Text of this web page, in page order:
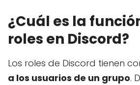
¿Cuál es la
roles en Discord?
Los roles de Discord tienen
a los usuarios de un grupo.